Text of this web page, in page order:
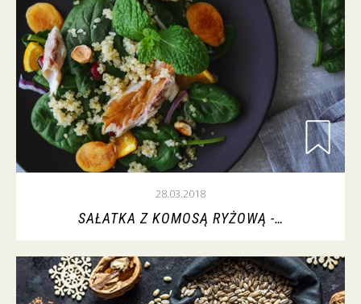
28.03.2018
SAŁATKA Z KOMOSĄ RYŻOWĄ -…